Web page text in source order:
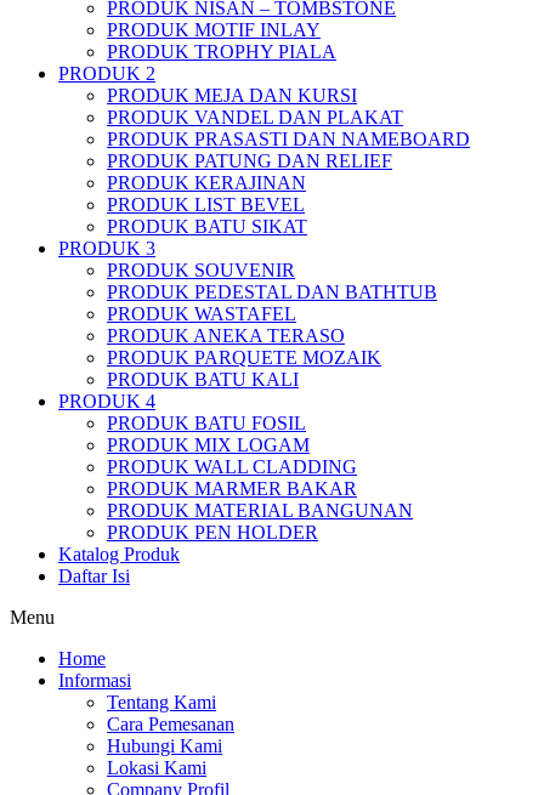
PRODUK NISAN – TOMBSTONE
PRODUK MOTIF INLAY
PRODUK TROPHY PIALA
PRODUK 2
PRODUK MEJA DAN KURSI
PRODUK VANDEL DAN PLAKAT
PRODUK PRASASTI DAN NAMEBOARD
PRODUK PATUNG DAN RELIEF
PRODUK KERAJINAN
PRODUK LIST BEVEL
PRODUK BATU SIKAT
PRODUK 3
PRODUK SOUVENIR
PRODUK PEDESTAL DAN BATHTUB
PRODUK WASTAFEL
PRODUK ANEKA TERASO
PRODUK PARQUETE MOZAIK
PRODUK BATU KALI
PRODUK 4
PRODUK BATU FOSIL
PRODUK MIX LOGAM
PRODUK WALL CLADDING
PRODUK MARMER BAKAR
PRODUK MATERIAL BANGUNAN
PRODUK PEN HOLDER
Katalog Produk
Daftar Isi
Menu
Home
Informasi
Tentang Kami
Cara Pemesanan
Hubungi Kami
Lokasi Kami
Company Profil